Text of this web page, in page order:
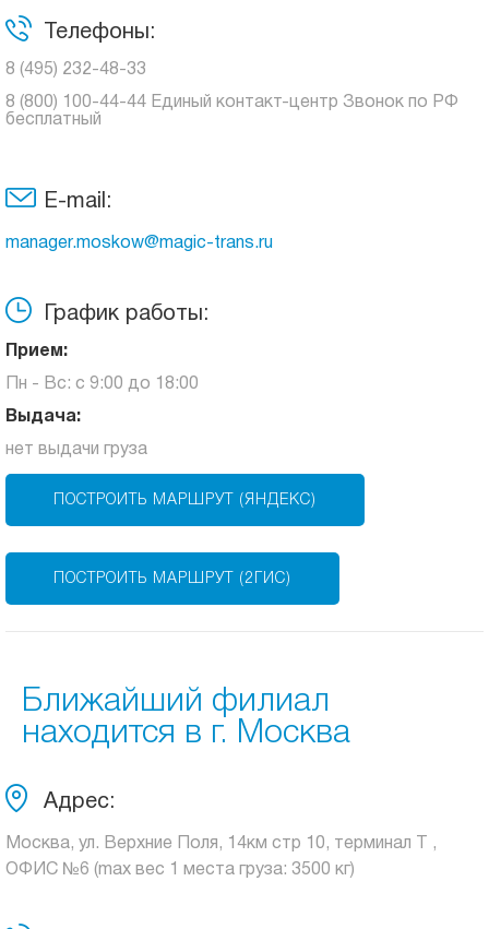
Телефоны:
8 (495) 232-48-33
8 (800) 100-44-44 Единый контакт-центр Звонок по РФ
бесплатный
E-mail:
manager.moskow@magic-trans.ru
График работы:
Прием:
Пн - Вс: с 9:00 до 18:00
Выдача:
нет выдачи груза
ПОСТРОИТЬ МАРШРУТ (ЯНДЕКС)
ПОСТРОИТЬ МАРШРУТ (2ГИС)
Ближайший филиал
находится в г. Москва
Адрес:
Москва, ул. Верхние Поля, 14км стр 10, терминал Т ,
ОФИС №6 (max вес 1 места груза: 3500 кг)